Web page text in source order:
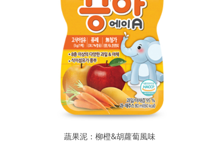
蔬果泥：柳橙&胡蘿蔔風味